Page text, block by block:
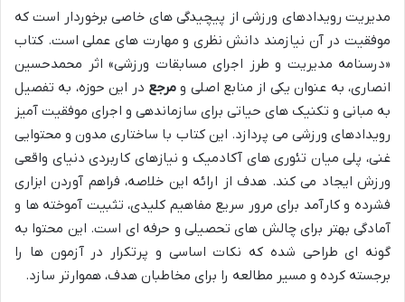
مدیریت رویدادهای ورزشی از پیچیدگی های خاصی برخوردار است که
موفقیت در آن نیازمند دانش نظری و مهارت های عملی است. کتاب
«درسنامه مدیریت و طرز اجرای مسابقات ورزشی» اثر محمدحسین
انصاری، به عنوان یکی از منابع اصلی ومرجع در این حوزه، به تفصیل
به مبانی و تکنیک های حیاتی برای سازماندهی و اجرای موفقیت آمیز
رویدادهای ورزشی می پردازد. این کتاب با ساختاری مدون و محتوایی
غنی، پلی میان تئوری های آکادمیک و نیازهای کاربردی دنیای واقعی
ورزش ایجاد می کند. هدف از ارائه این خلاصه، فراهم آوردن ابزاری
فشرده و کارآمد برای مرور سریع مفاهیم کلیدی، تثبیت آموخته ها و
آمادگی بهتر برای چالش های تحصیلی و حرفه ای است. این محتوا به
گونه ای طراحی شده که نکات اساسی و پرتکرار در آزمون ها را
برجسته کرده و مسیر مطالعه را برای مخاطبان هدف، هموارتر سازد.